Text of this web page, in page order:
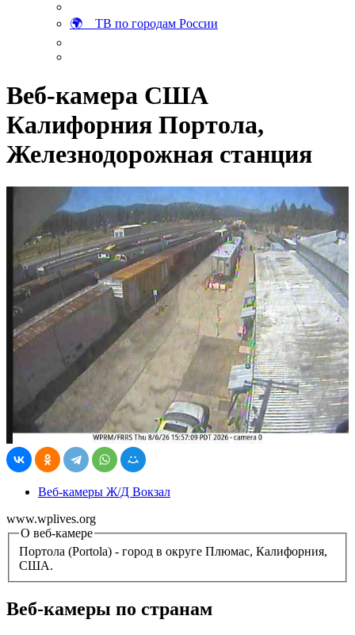
🌍 ТВ по городам России
Веб-камера США
Калифорния Портола,
Железнодорожная станция
Веб-камеры Ж/Д Вокзал
www.wplives.org
О веб-камере
Портола (Portola) - город в округе Плюмас, Калифорния,
США.
Веб-камеры по странам